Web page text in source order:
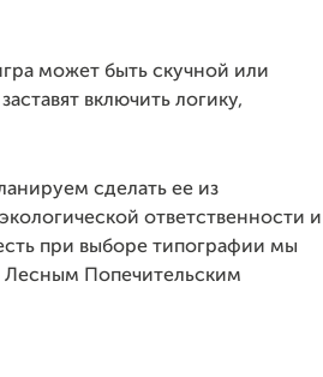
может быть скучной или
включить логику,
сделать ее из
ответственности и
при выборе типографии мы
Попечительским